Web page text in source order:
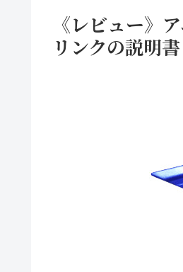
《レビュー》
リンクの説明書